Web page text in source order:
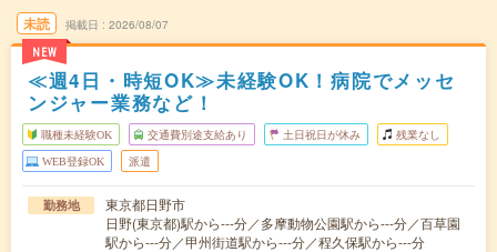
未読
NEW
掲載日 2026/08/07
≪週4日・時短OK≫未経験OK！病院でメッセ
ンジャー業務など！
職種未経験OK 交通費別途支給あり 土日祝日が休み 残業なし
WEB登録OK 派遣
勤務地
東京都日野市
日野(東京都)駅から---分／多摩動物公園駅から---分／百草園
駅から---分／甲州街道駅から---分／程久保駅から---分